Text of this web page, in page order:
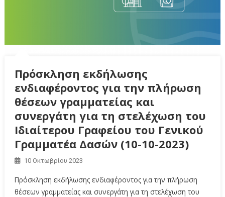
Πρόσκληση εκδήλωσης
ενδιαφέροντος για την πλήρωση
θέσεων γραμματείας και
συνεργάτη για τη στελέχωση του
Ιδιαίτερου Γραφείου του Γενικού
Γραμματέα Δασών (10-10-2023)
10 Οκτωβρίου 2023
Πρόσκληση εκδήλωσης ενδιαφέροντος για την πλήρωση
θέσεων γραμματείας και συνεργάτη για τη στελέχωση του